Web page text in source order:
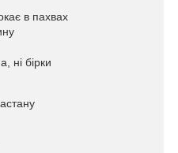
в пахвах
ні бірки